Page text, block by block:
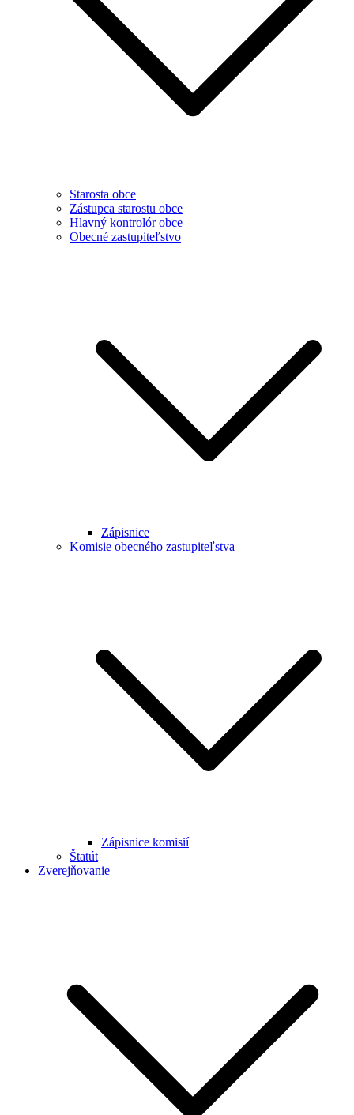
Starosta obce
Zástupca starostu obce
Hlavný kontrolór obce
Obecné zastupiteľstvo
Zápisnice
Komisie obecného zastupiteľstva
Zápisnice komisií
Štatút
Zverejňovanie